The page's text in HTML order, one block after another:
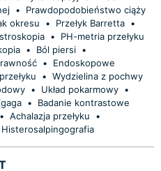
•
Prawdopodobieństwo ciąży
okresu • Przełyk Barretta •
•
PH-metria przełyku
• Ból piersi •
•
Endoskopowe
• Wydzielina z pochwy
• Układ pokarmowy •
•
Badanie kontrastowe
• Achalazja przełyku
•
Histerosalpingografia